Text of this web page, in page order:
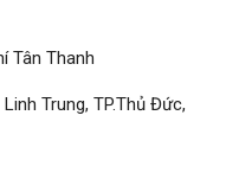
Tân Thanh
Trung, TP.Thủ Đức,